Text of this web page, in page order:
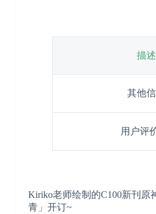
描述
其他
用户评
Kiriko老师绘制的C100新刊原
青」开订~